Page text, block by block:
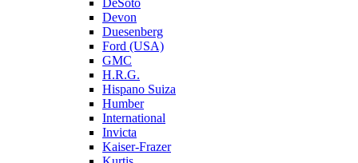
DeSoto
Devon
Duesenberg
Ford (USA)
GMC
H.R.G.
Hispano Suiza
Humber
International
Invicta
Kaiser-Frazer